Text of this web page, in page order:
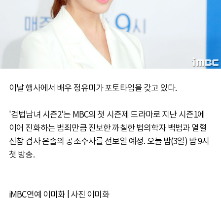
이날 행사에서 배우 정유미가 포토타임을 갖고 있다.
'검법남녀 시즌2'는 MBC의 첫 시즌제 드라마로 지난 시즌1에
이어 진화하는 범죄만큼 진보한 까칠한 법의학자 백범과 열혈
신참 검사 은솔의 공조수사를 선보일 예정. 오늘 밤(3일) 밤 9시
첫 방송.
iMBC연예 이미화 | 사진 이미화